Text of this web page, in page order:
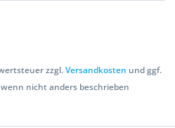
zzgl.Versandkosten und ggf.
nicht anders beschrieben